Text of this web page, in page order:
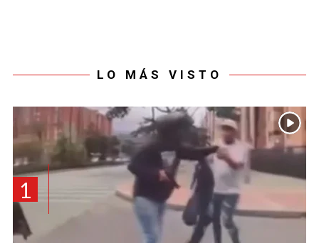
LO MÁS VISTO
1